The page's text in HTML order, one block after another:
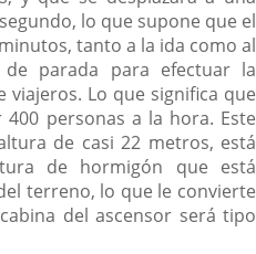
lo que supone que el
tanto a la ida como al
parada para efectuar la
viajeros. Lo que significa que
personas a la hora. Este
de casi 22 metros, está
de hormigón que está
terreno, lo que le convierte
del ascensor será tipo